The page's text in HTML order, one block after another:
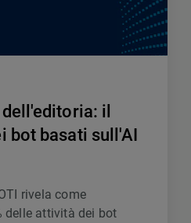
il
bot basati sull'AI
rivela come
delle attività dei bot